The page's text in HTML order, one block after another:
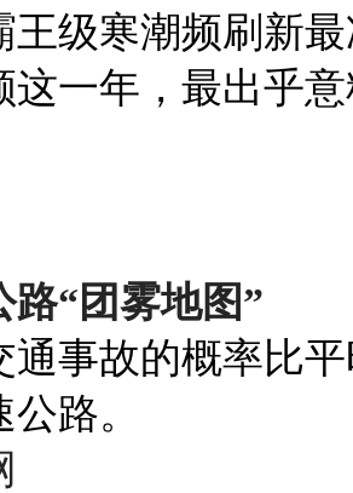
王级寒潮频刷新
这一年，最出乎
路“团雾地图”
通事故的概率比
路。